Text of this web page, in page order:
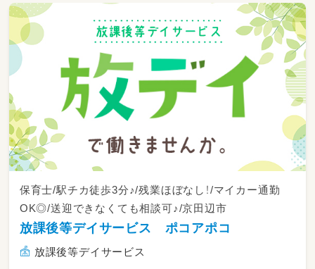
保育士/駅チカ徒歩3分♪/残業ほぼなし！/マイカー通勤
OK◎/送迎できなくても相談可♪/京田辺市
放課後等デイサービス ポコアポコ
放課後等デイサービス